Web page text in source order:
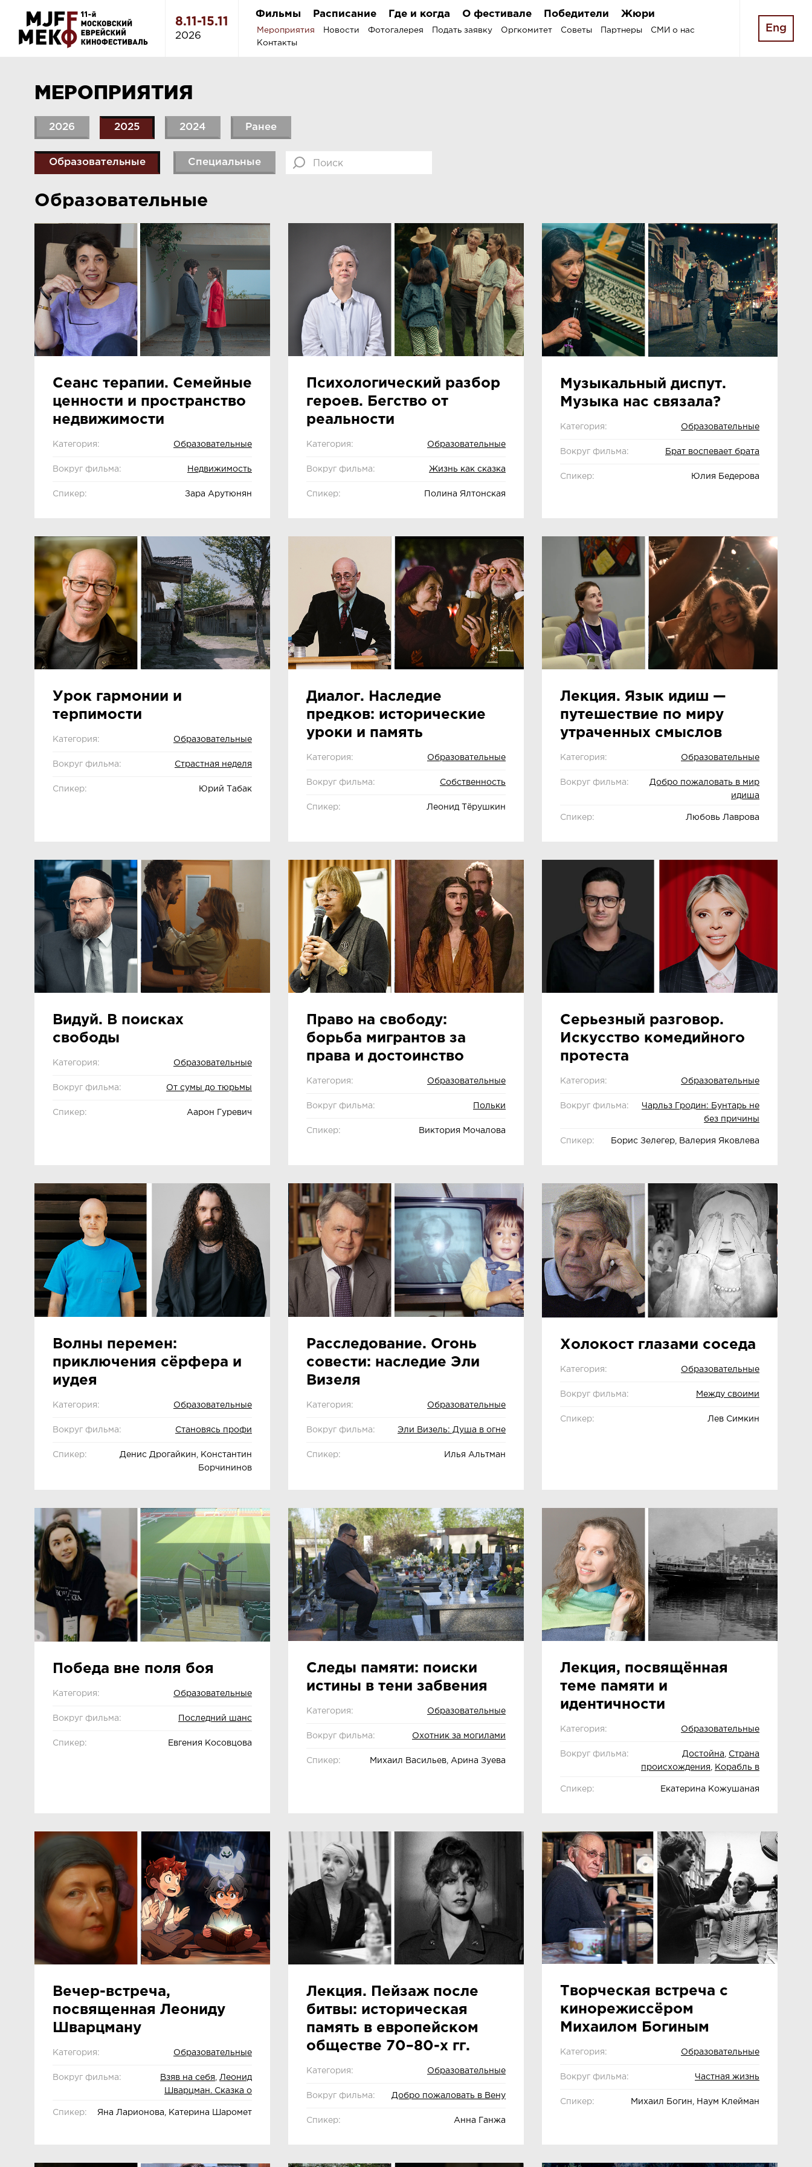
8.11-15.11
2026
Фильмы Расписание Где и когда О фестивале Победители Жюри
Мероприятия Новости Фотогалерея Подать заявку Оргкомитет Советы Партнеры
СМИ о нас
Контакты
Eng
МЕРОПРИЯТИЯ
2026 2025 2024 Ранее
Образовательные Специальные
Образовательные
Сеанс терапии. Семейные
ценности и пространство
недвижимости
Категория: Образовательные
Вокруг фильма: Недвижимость
Спикер: Зара Арутюнян
Психологический разбор
героев. Бегство от
реальности
Категория: Образовательные
Вокруг фильма: Жизнь как сказка
Спикер: Полина Ялтонская
Музыкальный диспут.
Музыка нас связала?
Категория: Образовательные
Вокруг фильма: Брат воспевает брата
Спикер: Юлия Бедерова
Урок гармонии и
терпимости
Категория: Образовательные
Вокруг фильма: Страстная неделя
Спикер: Юрий Табак
Диалог. Наследие
предков: исторические
уроки и память
Категория: Образовательные
Вокруг фильма: Собственность
Спикер: Леонид Тёрушкин
Лекция. Язык идиш —
путешествие по миру
утраченных смыслов
Категория: Образовательные
Вокруг фильма:
Добро пожаловать в мир
идиша
Спикер: Любовь Лаврова
Видуй. В поисках
свободы
Категория: Образовательные
Вокруг фильма: От сумы до тюрьмы
Спикер: Аарон Гуревич
Право на свободу:
борьба мигрантов за
права и достоинство
Категория: Образовательные
Вокруг фильма: Польки
Спикер: Виктория Мочалова
Серьезный разговор.
Искусство комедийного
протеста
Категория: Образовательные
Вокруг фильма:
Чарльз Гродин: Бунтарь не
без причины
Спикер: Борис Зелегер, Валерия Яковлева
Волны перемен:
приключения сёрфера и
иудея
Категория: Образовательные
Вокруг фильма: Становясь профи
Спикер:
Денис Дрогайкин, Константин
Борчининов
Расследование. Огонь
совести: наследие Эли
Визеля
Категория: Образовательные
Вокруг фильма: Эли Визель: Душа в огне
Спикер: Илья Альтман
Холокост глазами соседа
Категория: Образовательные
Вокруг фильма: Между своими
Спикер: Лев Симкин
Победа вне поля боя
Категория: Образовательные
Вокруг фильма: Последний шанс
Спикер: Евгения Косовцова
Следы памяти: поиски
истины в тени забвения
Категория: Образовательные
Вокруг фильма: Охотник за могилами
Спикер: Михаил Васильев, Арина Зуева
Лекция, посвящённая
теме памяти и
идентичности
Категория: Образовательные
Вокруг фильма: Достойна
Страна
происхождения
Корабль в
Татуировка на всю жизнь
Спикер: Екатерина Кожушаная
Вечер-встреча,
посвященная Леониду
Шварцману
Категория: Образовательные
Вокруг фильма: Взяв на себя
Леонид
Шварцман. Сказка о
Время занятий,Король
Спикер: Яна Ларионова, Катерина Шаромет
Лекция. Пейзаж после
битвы: историческая
память в европейском
обществе 70–80-х гг.
Категория: Образовательные
Вокруг фильма: Добро пожаловать в Вену
Спикер: Анна Ганжа
Творческая встреча с
кинорежиссёром
Михаилом Богиным
Категория: Образовательные
Вокруг фильма: Частная жизнь
Спикер: Михаил Богин, Наум Клейман